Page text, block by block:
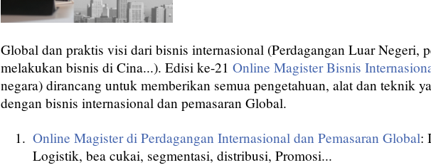
Global dan praktis visi dari bisnis internasional (Perdagangan Luar Negeri,
melakukan bisnis di Cina...). Edisi ke-21 Online Magister Bisnis
negara) dirancang untuk memberikan semua pengetahuan, alat dan teknik
dengan bisnis internasional dan pemasaran Global.
Online Magister di Perdagangan Internasional dan Pemasaran Global:
Logistik, bea cukai, segmentasi, distribusi, Promosi...